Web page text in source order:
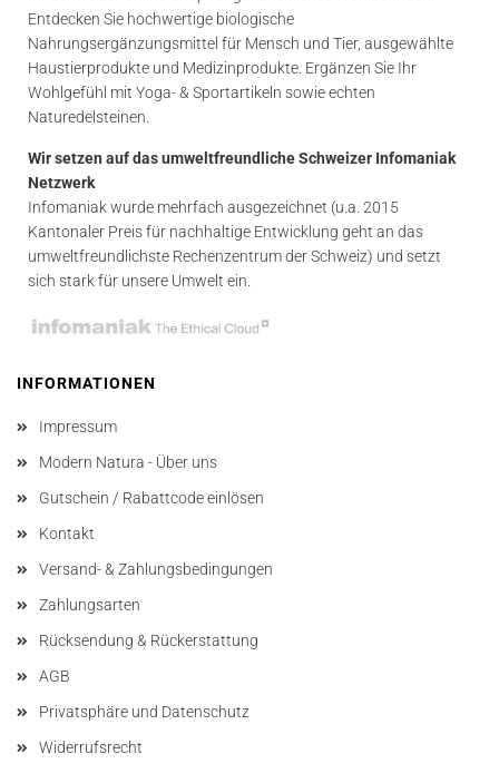
Entdecken Sie hochwertige biologische
Nahrungsergänzungsmittel für Mensch und Tier, ausgewählte
Haustierprodukte und Medizinprodukte. Ergänzen Sie Ihr
Wohlgefühl mit Yoga- & Sportartikeln sowie echten
Naturedelsteinen.
Wir setzen auf das umweltfreundliche Schweizer Infomaniak
Netzwerk
Infomaniak wurde mehrfach ausgezeichnet (u.a. 2015
Kantonaler Preis für nachhaltige Entwicklung geht an das
umweltfreundlichste Rechenzentrum der Schweiz) und setzt
sich stark für unsere Umwelt ein.
INFORMATIONEN
Impressum
Modern Natura - Über uns
Gutschein / Rabattcode einlösen
Kontakt
Versand- & Zahlungsbedingungen
Zahlungsarten
Rücksendung & Rückerstattung
AGB
Privatsphäre und Datenschutz
Widerrufsrecht